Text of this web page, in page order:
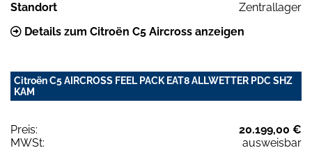
Standort
Zentrallager
Details zum Citroën C5 Aircross anzeigen
Citroën C5 AIRCROSS FEEL PACK EAT8 ALLWETTER PDC SHZ
KAM
Preis:
20.199,00 €
MWSt:
ausweisbar